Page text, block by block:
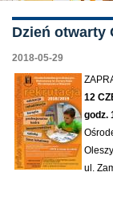
Dzień otwarty
2018-05-29
12
godz.
ul.